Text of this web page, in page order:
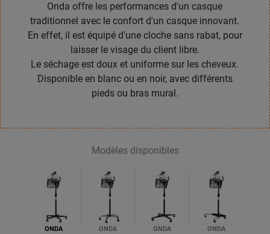
Onda offre les performances d'un casque
traditionnel avec le confort d'un casque innovant.
En effet, il est équipé d'une cloche sans rabat, pour
laisser le visage du client libre.
Le séchage est doux et uniforme sur les cheveux.
Disponible en blanc ou en noir, avec différents
pieds ou bras mural.
Modèles disponibles
ONDA
ONDA
ONDA
ONDA